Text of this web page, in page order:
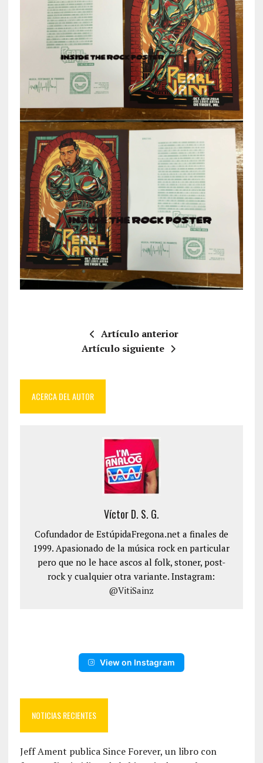
Artículo anterior
Artículo siguiente
ACERCA DEL AUTOR
Víctor D. S. G.
Cofundador de EstúpidaFregona.net a finales de
1999. Apasionado de la música rock en particular
pero que no le hace ascos al folk, stoner, post-
rock y cualquier otra variante. Instagram:
@VitiSainz
View on Instagram
NOTICIAS RECIENTES
Jeff Ament publica Since Forever, un libro con